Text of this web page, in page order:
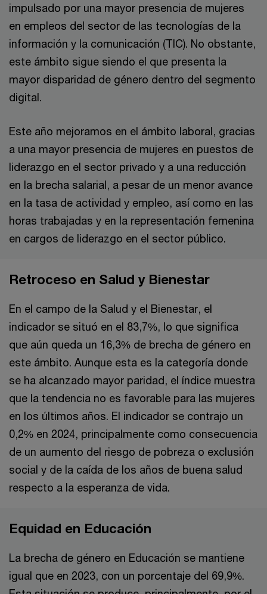
impulsado por una mayor presencia de mujeres
en empleos del sector de las tecnologías de la
información y la comunicación (TIC). No obstante,
este ámbito sigue siendo el que presenta la
mayor disparidad de género dentro del segmento
digital.
Este año mejoramos en el ámbito laboral, gracias
a una mayor presencia de mujeres en puestos de
liderazgo en el sector privado y a una reducción
en la brecha salarial, a pesar de un menor avance
en la tasa de actividad y empleo, así como en las
horas trabajadas y en la representación femenina
en cargos de liderazgo en el sector público.
Retroceso en Salud y Bienestar
En el campo de la Salud y el Bienestar, el
indicador se situó en el 83,7%, lo que significa
que aún queda un 16,3% de brecha de género en
este ámbito. Aunque esta es la categoría donde
se ha alcanzado mayor paridad, el índice muestra
que la tendencia no es favorable para las mujeres
en los últimos años. El indicador se contrajo un
0,2% en 2024, principalmente como consecuencia
de un aumento del riesgo de pobreza o exclusión
social y de la caída de los años de buena salud
respecto a la esperanza de vida.
Equidad en Educación
La brecha de género en Educación se mantiene
igual que en 2023, con un porcentaje del 69,9%.